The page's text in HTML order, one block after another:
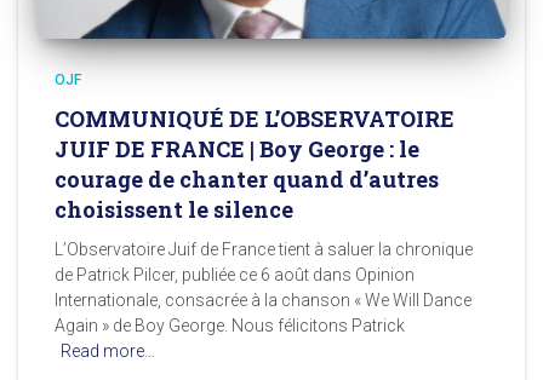
OJF
COMMUNIQUÉ DE L’OBSERVATOIRE
JUIF DE FRANCE | Boy George : le
courage de chanter quand d’autres
choisissent le silence
L’Observatoire Juif de France tient à saluer la chronique
de Patrick Pilcer, publiée ce 6 août dans Opinion
Internationale, consacrée à la chanson « We Will Dance
Again » de Boy George. Nous félicitons Patrick
Read more…